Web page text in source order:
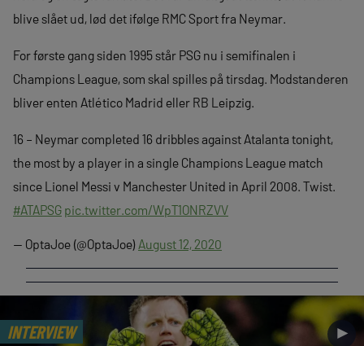
blive slået ud, lød det ifølge RMC Sport fra Neymar.
For første gang siden 1995 står PSG nu i semifinalen i
Champions League, som skal spilles på tirsdag. Modstanderen
bliver enten Atlético Madrid eller RB Leipzig.
16 – Neymar completed 16 dribbles against Atalanta tonight,
the most by a player in a single Champions League match
since Lionel Messi v Manchester United in April 2008. Twist.
#ATAPSG pic.twitter.com/WpT1ONRZVV
— OptaJoe (@OptaJoe) August 12, 2020
INTERVIEW ►